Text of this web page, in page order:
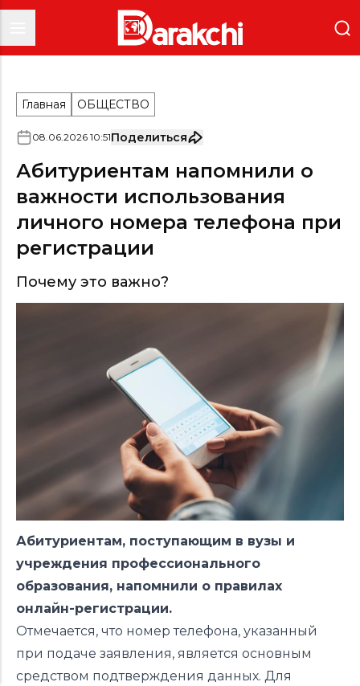
Главная ОБЩЕСТВО
08.06.2026 10:51Поделиться
Абитуриентам напомнили о
важности использования
личного номера телефона при
регистрации
Почему это важно?
Абитуриентам, поступающим в вузы и
учреждения профессионального
образования, напомнили о правилах
онлайн-регистрации.
Отмечается, что номер телефона, указанный
при подаче заявления, является основным
средством подтверждения данных. Для